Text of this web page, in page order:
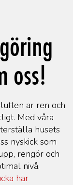
oss!
är ren och
Med våra
husets
nyskick som
rengör och
nivå.
här